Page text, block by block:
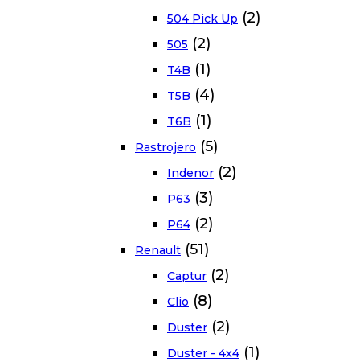
504 Pick Up (2)
505 (2)
T4B (1)
T5B (4)
T6B (1)
Rastrojero (5)
Indenor (2)
P63 (3)
P64 (2)
Renault (51)
Captur (2)
Clio (8)
Duster (2)
Duster - 4x4 (1)